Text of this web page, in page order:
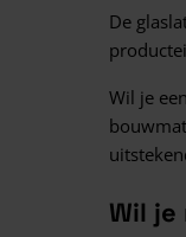
De
Wil je
Wil je